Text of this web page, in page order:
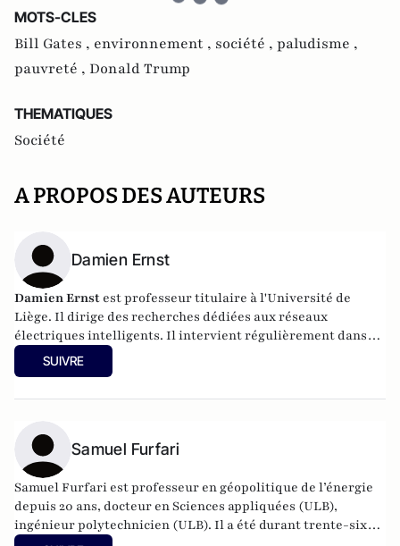
MOTS-CLES
Bill Gates , environnement , société , paludisme ,
pauvreté , Donald Trump
THEMATIQUES
Société
A PROPOS DES AUTEURS
Damien Ernst
Damien Ernst est professeur titulaire à l'Université de
Liège. Il dirige des recherches dédiées aux réseaux
électriques intelligents. Il intervient régulièrement dans
les médias sur les sujets liés à l'énergie.
SUIVRE
Samuel Furfari
Samuel Furfari est professeur en géopolitique de l’énergie
depuis 20 ans, docteur en Sciences appliquées (ULB),
ingénieur polytechnicien (ULB). Il a été durant trente-six